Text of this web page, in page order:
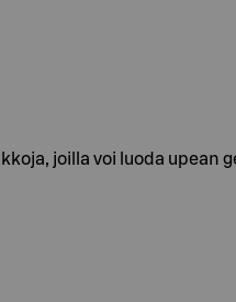
joilla voi luoda